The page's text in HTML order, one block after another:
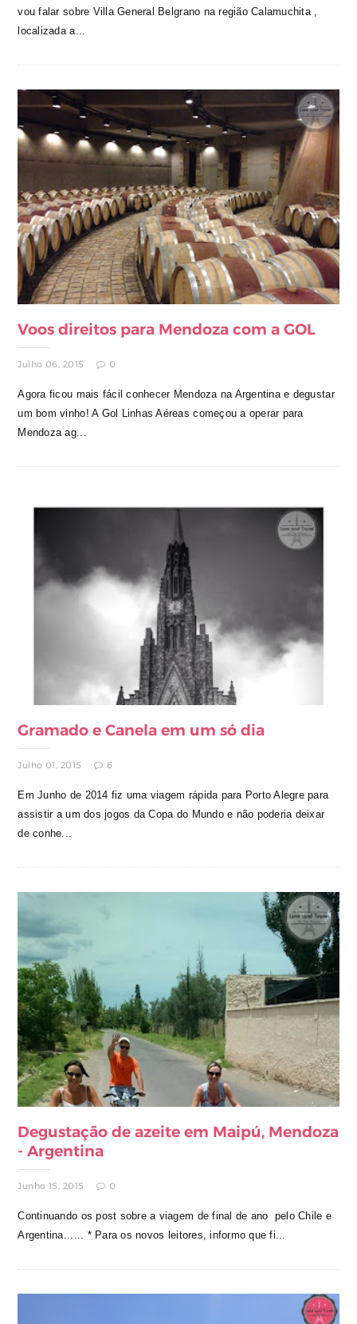
vou falar sobre Villa General Belgrano na região Calamuchita ,
localizada a...
Voos direitos para Mendoza com a GOL
Julho 06, 2015 0
Agora ficou mais fácil conhecer Mendoza na Argentina e degustar
um bom vinho! A Gol Linhas Aéreas começou a operar para
Mendoza ag...
Gramado e Canela em um só dia
Julho 01, 2015 6
Em Junho de 2014 fiz uma viagem rápida para Porto Alegre para
assistir a um dos jogos da Copa do Mundo e não poderia deixar
de conhe...
Degustação de azeite em Maipú, Mendoza
- Argentina
Junho 15, 2015 0
Continuando os post sobre a viagem de final de ano pelo Chile e
Argentina...... * Para os novos leitores, informo que fi...